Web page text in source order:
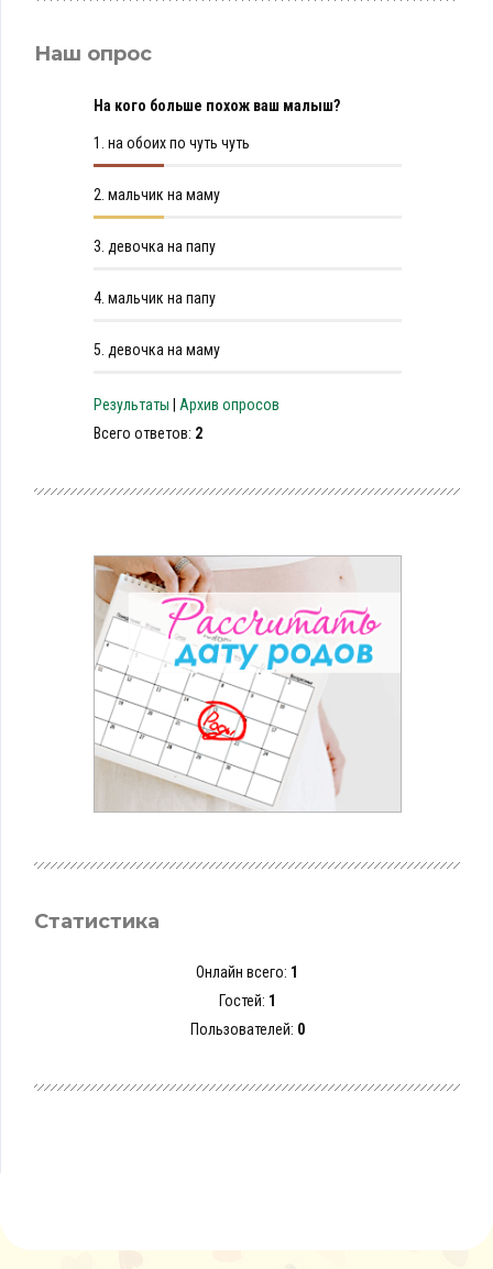
Наш опрос
На кого больше похож ваш малыш?
1. на обоих по чуть чуть
2. мальчик на маму
3. девочка на папу
4. мальчик на папу
5. девочка на маму
Результаты
Архив опросов
Всего ответов: 2
Статистика
Онлайн всего: 1
Гостей: 1
Пользователей: 0